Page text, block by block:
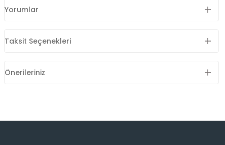
Yorumlar
Taksit Seçenekleri
Önerileriniz